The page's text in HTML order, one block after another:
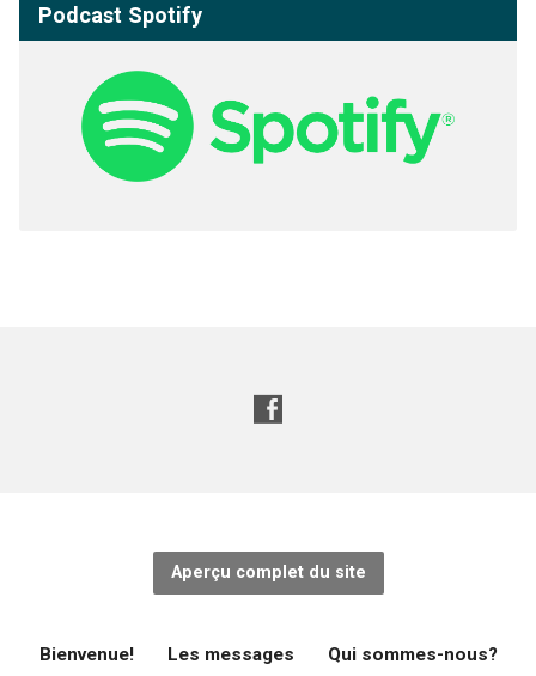
Podcast Spotify
Aperçu complet du site
Bienvenue! Les messages Qui sommes-nous?